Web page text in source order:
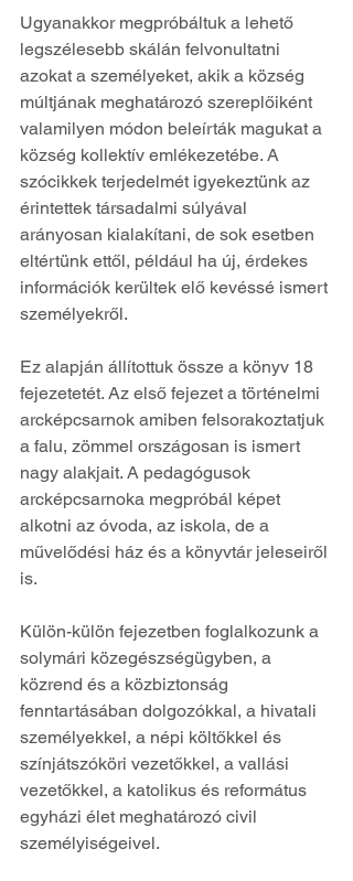
Ugyanakkor megpróbáltuk a lehető
legszélesebb skálán felvonultatni
azokat a személyeket, akik a község
múltjának meghatározó szereplőiként
valamilyen módon beleírták magukat a
község kollektív emlékezetébe. A
szócikkek terjedelmét igyekeztünk az
érintettek társadalmi súlyával
arányosan kialakítani, de sok esetben
eltértünk ettől, például ha új, érdekes
információk kerültek elő kevéssé ismert
személyekről.
Ez alapján állítottuk össze a könyv 18
fejezetetét. Az első fejezet a történelmi
arcképcsarnok amiben felsorakoztatjuk
a falu, zömmel országosan is ismert
nagy alakjait. A pedagógusok
arcképcsarnoka megpróbál képet
alkotni az óvoda, az iskola, de a
művelődési ház és a könyvtár jeleseiről
is.
Külön-külön fejezetben foglalkozunk a
solymári közegészségügyben, a
közrend és a közbiztonság
fenntartásában dolgozókkal, a hivatali
személyekkel, a népi költőkkel és
színjátszóköri vezetőkkel, a vallási
vezetőkkel, a katolikus és református
egyházi élet meghatározó civil
személyiségeivel.